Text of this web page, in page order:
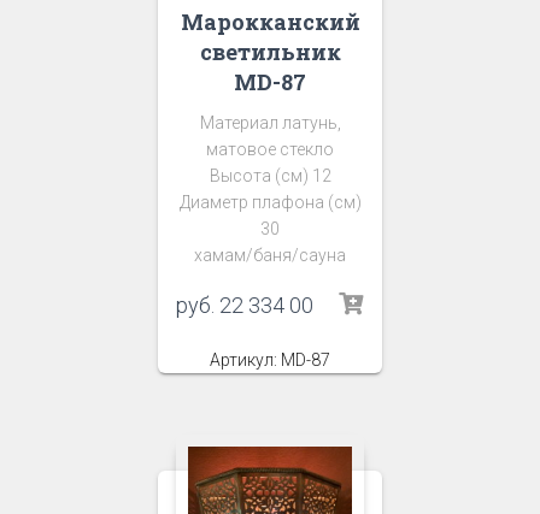
Марокканский
светильник
MD-87
Материал латунь,
матовое стекло
Высота (см) 12
Диаметр плафона (см)
30
хамам/баня/сауна
руб. 22 334 00
Артикул: MD-87